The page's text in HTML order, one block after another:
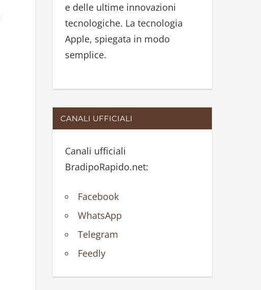
e delle ultime innovazioni
tecnologiche. La tecnologia
Apple, spiegata in modo
semplice.
CANALI UFFICIALI
Canali ufficiali
BradipoRapido.net:
Facebook
WhatsApp
Telegram
Feedly